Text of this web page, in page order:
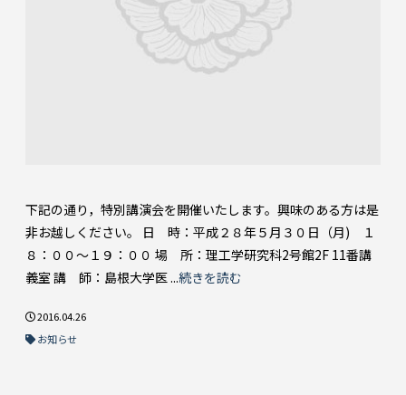
下記の通り，特別講演会を開催いたします。興味のある方は是
非お越しください。 日 時：平成２８年５月３０日（月) １
８：００～１９：００ 場 所：理工学研究科2号館2F 11番講
義室 講 師：島根大学医 ...続きを読む
2016.04.26
お知らせ